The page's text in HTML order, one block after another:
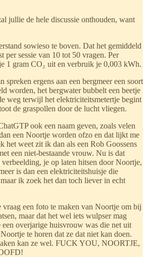
jullie de hele discussie onthouden, want
sowieso te boven. Dat het gemiddeld
per sessie van 10 tot 50 vragen. Per
1 gram CO₂ uit en verbruik je 0,003 kWh.
ergens aan een bergmeer een soort
worden, het bergwater bubbelt een beetje
weg terwijl het elektriciteitsmetertje begint
de graspollen door de lucht vliegen.
ook een naam geven, zoals velen
een Noortje worden ofzo en dat lijkt me
het weet zit ik dan als een Rob Goossens
een niet-bestaande vrouw. Nu is dat
je op laten hitsen door Noortje,
is dan een elektriciteitshuisje die
ik zoek het dan toch liever in echt
een foto te maken van Noortje om bij
maar dat het wel iets wulpser mag
een overjarige huisvrouw was die net uit
te horen dat ze dat niet kan doen.
kan ze wel. FUCK YOU, NOORTJE,